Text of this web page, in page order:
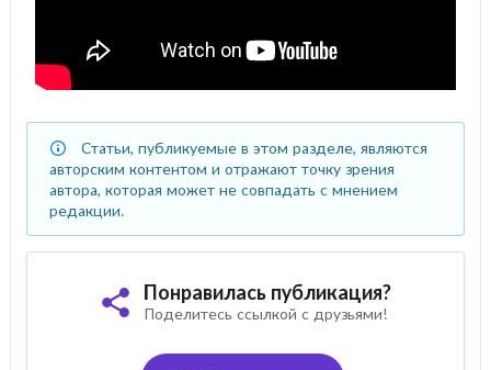
Статьи, публикуемые в этом разделе, являются
авторским контентом и отражают точку зрения
автора, которая может не совпадать с мнением
редакции.
Понравилась публикация?
Поделитесь ссылкой с друзьями!